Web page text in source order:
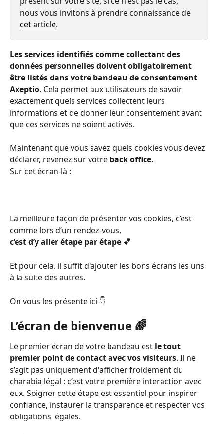
nous vous invitons à prendre connaissance de
cet article.
Les services identifiés comme collectant des
données personnelles doivent obligatoirement
être listés dans votre bandeau de consentement
Axeptio. Cela permet aux utilisateurs de savoir
exactement quels services collectent leurs
informations et de donner leur consentement avant
que ces services ne soient activés.
Maintenant que vous savez quels cookies vous devez
déclarer, revenez sur votre back office.
Sur cet écran-là :
La meilleure façon de présenter vos cookies, c’est
comme lors d’un rendez-vous,
c’est d’y aller étape par étape 💕
Et pour cela, il suffit d'ajouter les bons écrans les uns
à la suite des autres.
On vous les présente ici 👇
L’écran de bienvenue 🌈
Le premier écran de votre bandeau est le tout
premier point de contact avec vos visiteurs. Il ne
s’agit pas uniquement d'afficher froidement du
charabia légal : c’est votre première interaction avec
eux. Soigner cette étape est essentiel pour inspirer
confiance, instaurer la transparence et respecter vos
obligations légales.